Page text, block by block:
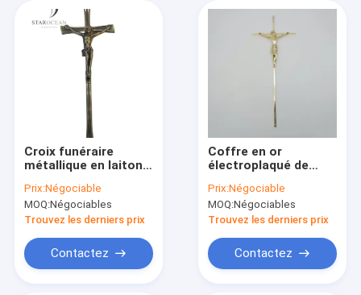
Croix funéraire
métallique en laiton
personnalisable
39*15 cm Certifié
SGS ZJ-01
Prix:Négociable
MOQ:Négociables
Trouvez les derniers prix
Contactez
Coffre en or
électroplaqué de
chrétien Cross
Coffre fournitures
ZJ-02
Prix:Négociable
MOQ:Négociables
Trouvez les derniers prix
Contactez